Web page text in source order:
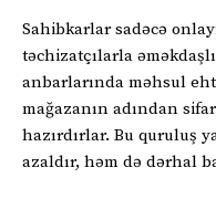
Sahibkarlar sadəcə
təchizatçılarla
anbarlarında məhsul
mağazanın adından
hazırdırlar. Bu quruluş
azaldır, həm də dərhal